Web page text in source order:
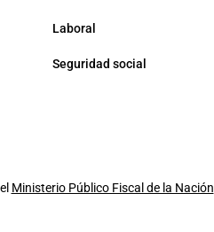
Laboral
Seguridad social
Ministerio Público Fiscal de la Nación